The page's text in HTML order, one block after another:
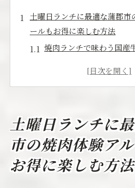
土曜日ランチに最適な蒲郡市
ールもお得に楽しむ方法
焼肉ランチで味わう国産
家族でのランチにおすす
友人と楽しむ焼肉ランチ
蒲郡市で焼肉と共に過ごす充
土曜日ランチに
市の焼肉体験ア
お得に楽しむ方法